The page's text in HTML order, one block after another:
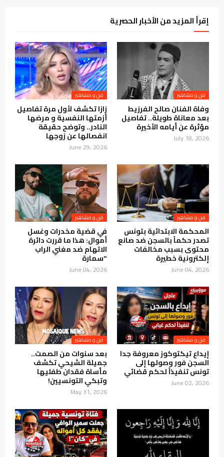
إقرأ المزيد من الأخبار الحصرية
فن و مشاهير
وفاة الفنان صالح الفرزيط
بعد معاناة طويلة.. تفاصيل
مؤثرة عن أيامه الأخيرة
July 18, 2026
فن و مشاهير
زازا تكشف لأول مرة تفاصيل
أزمتها النفسية و مرضها
النادر.. وتوضح حقيقة
انفصالها عن زوجها
June 29, 2026
فن و مشاهير
المحكمة الابتدائية بتونس
تصدر حكماً بالسجن ضد صانع
محتوى بسبب مخالفات
إلكترونية خطيرة
June 04, 2026
فن و مشاهير
في قضية مخدرات وغسل
أموال: هذا ما قررت دائرة
الاتهام ضد مغني الراب
"سمارة
June 04, 2026
فن و مشاهير
إيداع تيكتوكوز معروفة جدا
السجن فور وصولها إلى
تونس تنفيذاً لحكم قضائي
June 02, 2026
فن و مشاهير
بعد سنوات من الصمت..
جميلة الشيحي تكشف
مأساة فقدان طفليها
وتبكي التونسيين!
May 31, 2026